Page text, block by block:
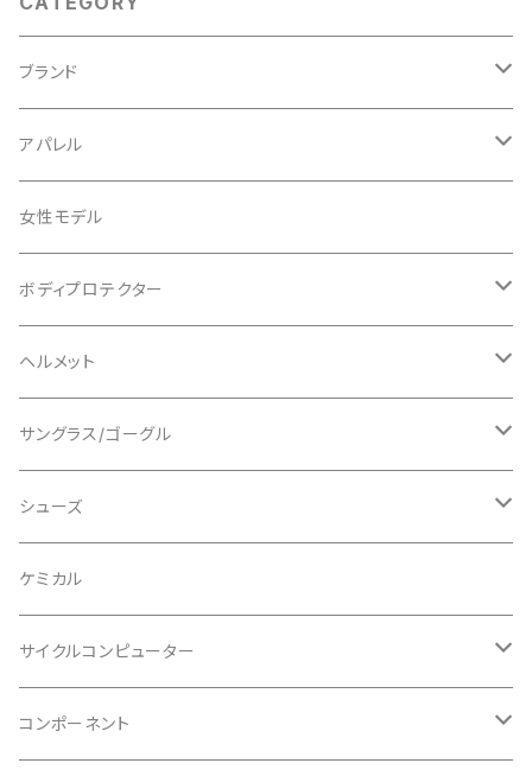
ブランド
ABUS/アブス
ADEPT/アデプト
AENOMALY/アエノマリー
ALL MOUNTAIN STYLE
AVID/アヴィド
BAR MITTS/バーミッツ
BAZOOKA/バズーカ
BBB/ビービービー
BELL/ベル
アパレル
Tシャツ
ジャージ
ロングスリーブ
ショートスリーブ
ジャケット
ショーツ
ビブタイプ
パンツ / タイツ
上下セット
グローブ
指切り
ソックス
女性モデル
ボディプロテクター
エルボー/肘
ニー/膝
その他
ヘルメット
ロード
マウンテンバイク
フルフェイス
キッズ
サングラス/ゴーグル
アクセサリー
シューズ
ロード
グラベル
マウンテンバイク
ケミカル
サイクルコンピューター
ヘッドユニット
コンポーネント